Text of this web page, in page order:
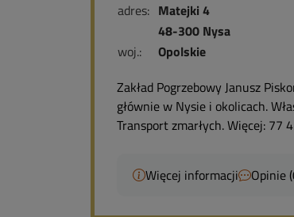
adres: Matejki 4
48-300 Nysa
woj.:
Opolskie
Zakład Pogrzebowy Janusz
głównie w Nysie i okolicach.
Transport zmarłych. Więcej:
Więcej informacji Opinie